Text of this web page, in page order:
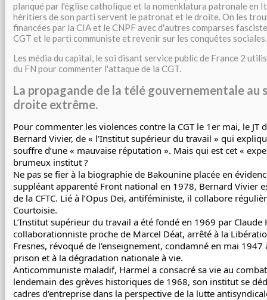
planqué par l'église catholique et la nomenklatura patronale en
héritiers de son parti servent le patronat et le droite. On les
financées par la CIA et le CNPF avec d'autres comparses
CGT et le parti communiste et revenir sur les conquêtes sociales.
Les média du capital, le soi disant service public de France 2
du FN pour commenter l'attaque de la CGT.
La propagande de la télé gouvernementale au
droite extrême.
Pour commenter les violences contre la CGT le 1er mai, le JT
Bernard Vivier, de « l’Institut supérieur du travail » qui
souffre d’une « mauvaise réputation ». Mais qui est cet «
brumeux institut ?
Ne pas se fier à la biographie de Bakounine placée en
suppléant apparenté Front national en 1978, Bernard Vivier
de la CFTC. Lié à l’Opus Dei, antiféministe, il collabore
Courtoisie.
L’Institut supérieur du travail a été fondé en 1969 par Claude
collaborationniste proche de Marcel Déat, arrêté à la
Fresnes, révoqué de l'enseignement, condamné en mai 1947
prison et à la dégradation nationale à vie.
Anticommuniste maladif, Harmel a consacré sa vie au
lendemain des grèves historiques de 1968, son institut se
cadres d’entreprise dans la perspective de la lutte